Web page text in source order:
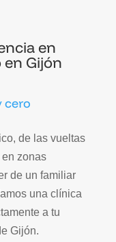
en
Gijón
cero
de las vueltas
zonas
de un familiar
una clínica
a tu
Gijón.